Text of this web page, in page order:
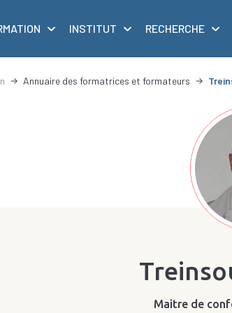
INSTITUT RECHERCHE
Annuaire des formatrices et formateurs
Maitre de